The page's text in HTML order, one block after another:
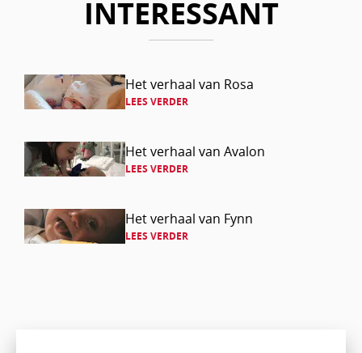
INTERESSANT
Het verhaal van Rosa
LEES VERDER
Lees
verder
Het verhaal van Avalon
LEES VERDER
Lees
verder
Het verhaal van Fynn
LEES VERDER
Lees
verder